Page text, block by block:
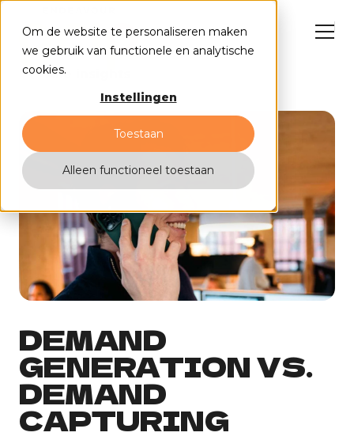
Om de website te personaliseren maken
we gebruik van functionele en analytische
cookies.
Instellingen
Toestaan
Alleen functioneel toestaan
HubSpot oplossingen
Cases
Insights
Events
Alle insights
DEMAND
GENERATION VS.
DEMAND
CAPTURING